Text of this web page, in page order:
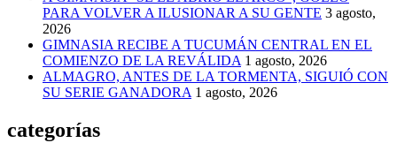
PARA VOLVER A ILUSIONAR A SU GENTE 3 agosto,
2026
GIMNASIA RECIBE A TUCUMÁN CENTRAL EN EL
COMIENZO DE LA REVÁLIDA 1 agosto, 2026
ALMAGRO, ANTES DE LA TORMENTA, SIGUIÓ CON
SU SERIE GANADORA 1 agosto, 2026
categorías